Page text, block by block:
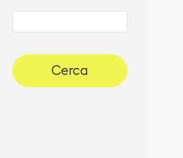
Cerca